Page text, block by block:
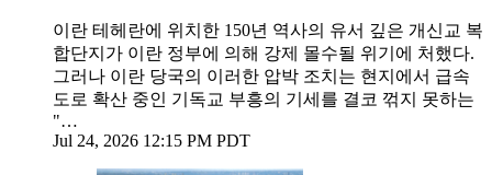
이란 테헤란에 위치한 150년 역사의 유서 깊은 개신교 복
합단지가 이란 정부에 의해 강제 몰수될 위기에 처했다.
그러나 이란 당국의 이러한 압박 조치는 현지에서 급속
도로 확산 중인 기독교 부흥의 기세를 결코 꺾지 못하는
"…
Jul 24, 2026 12:15 PM PDT